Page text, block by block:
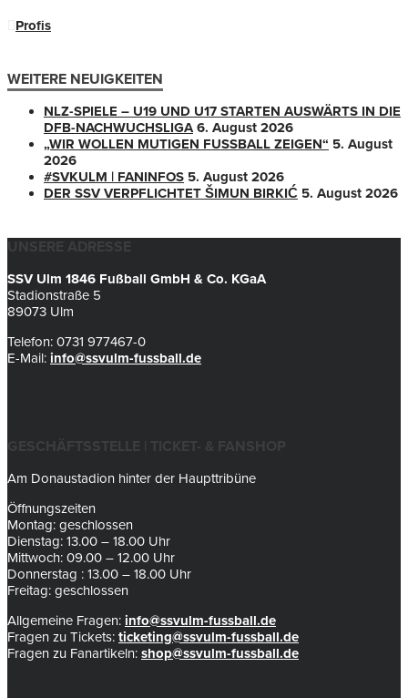
Profis
WEITERE NEUIGKEITEN
NLZ-SPIELE – U19 UND U17 STARTEN AUSWÄRTS IN DIE
DFB-NACHWUCHSLIGA 6. August 2026
„WIR WOLLEN MUTIGEN FUSSBALL ZEIGEN“
5. August
2026
#SVKULM | FANINFOS 5. August 2026
DER SSV VERPFLICHTET ŠIMUN BIRKIĆ 5. August 2026
UNSERE ADRESSE
SSV Ulm 1846 Fußball GmbH & Co. KGaA
Stadionstraße 5
89073 Ulm
Telefon: 0731 977467-0
E-Mail: info@ssvulm-fussball.de
GESCHÄFTSSTELLE | TICKET- & FANSHOP
Am Donaustadion hinter der Haupttribüne
Öffnungszeiten
Montag: geschlossen
Dienstag: 13.00 – 18.00 Uhr
Mittwoch: 09.00 – 12.00 Uhr
Donnerstag : 13.00 – 18.00 Uhr
Freitag: geschlossen
Allgemeine Fragen: info@ssvulm-fussball.de
Fragen zu Tickets: ticketing@ssvulm-fussball.de
Fragen zu Fanartikeln: shop@ssvulm-fussball.de